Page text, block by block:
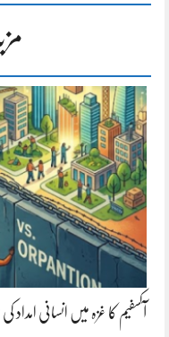
آکسفیم کا غزہ میں انسانی امداد